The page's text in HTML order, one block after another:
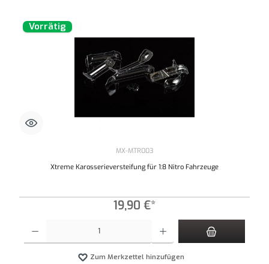
Vorrätig
MX-MTR003
Xtreme Karosserieversteifung für 1:8 Nitro Fahrzeuge
19,90 €*
Zum Merkzettel hinzufügen